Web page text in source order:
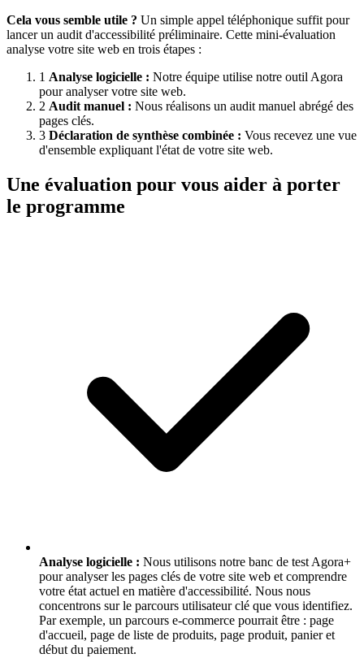
Cela vous semble utile ? Un simple appel téléphonique suffit pour
lancer un audit d'accessibilité préliminaire. Cette mini-évaluation
analyse votre site web en trois étapes :
1 Analyse logicielle : Notre équipe utilise notre outil Agora
pour analyser votre site web.
2 Audit manuel : Nous réalisons un audit manuel abrégé des
pages clés.
3 Déclaration de synthèse combinée : Vous recevez une vue
d'ensemble expliquant l'état de votre site web.
Une évaluation pour vous aider à porter
le programme
Analyse logicielle : Nous utilisons notre banc de test Agora+
pour analyser les pages clés de votre site web et comprendre
votre état actuel en matière d'accessibilité. Nous nous
concentrons sur le parcours utilisateur clé que vous identifiez.
Par exemple, un parcours e-commerce pourrait être : page
d'accueil, page de liste de produits, page produit, panier et
début du paiement.